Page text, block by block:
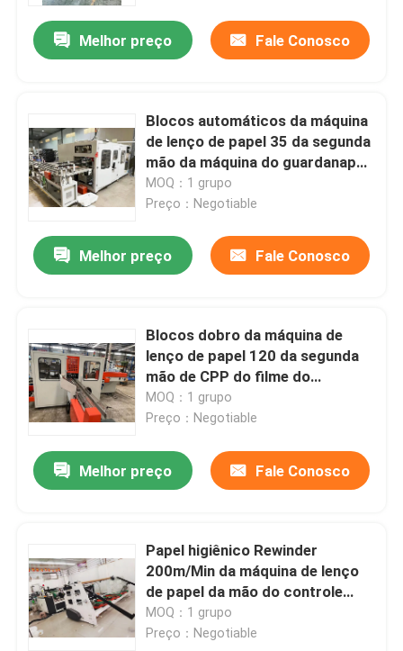
Melhor preço Fale Conosco
Blocos automáticos da máquina
de lenço de papel 35 da segunda
mão da máquina do guardanapo
de papel/minuto
MOQ：1 grupo
Preço：Negotiable
Melhor preço Fale Conosco
Blocos dobro da máquina de
lenço de papel 120 da segunda
mão de CPP do filme do
calor/minuto
MOQ：1 grupo
Preço：Negotiable
Melhor preço Fale Conosco
Papel higiênico Rewinder
200m/Min da máquina de lenço
de papel da mão do controle
segundo do PLC
MOQ：1 grupo
Preço：Negotiable